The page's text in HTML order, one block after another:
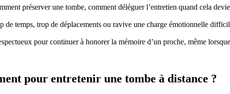
préserver une tombe, comment déléguer l’entretien quand cela
de temps, trop de déplacements ou ravive une charge émotionnelle
pour continuer à honorer la mémoire d’un proche, même
pour entretenir une tombe à distance ?